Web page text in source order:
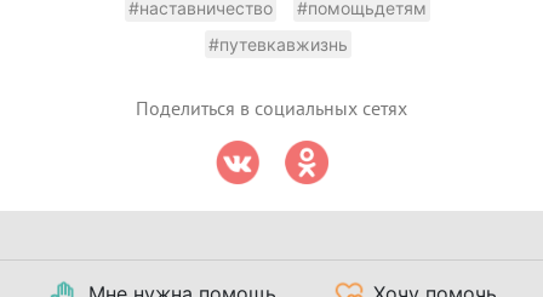
#наставничество
#помощьдетям
#путевкавжизнь
Поделиться в социальных сетях